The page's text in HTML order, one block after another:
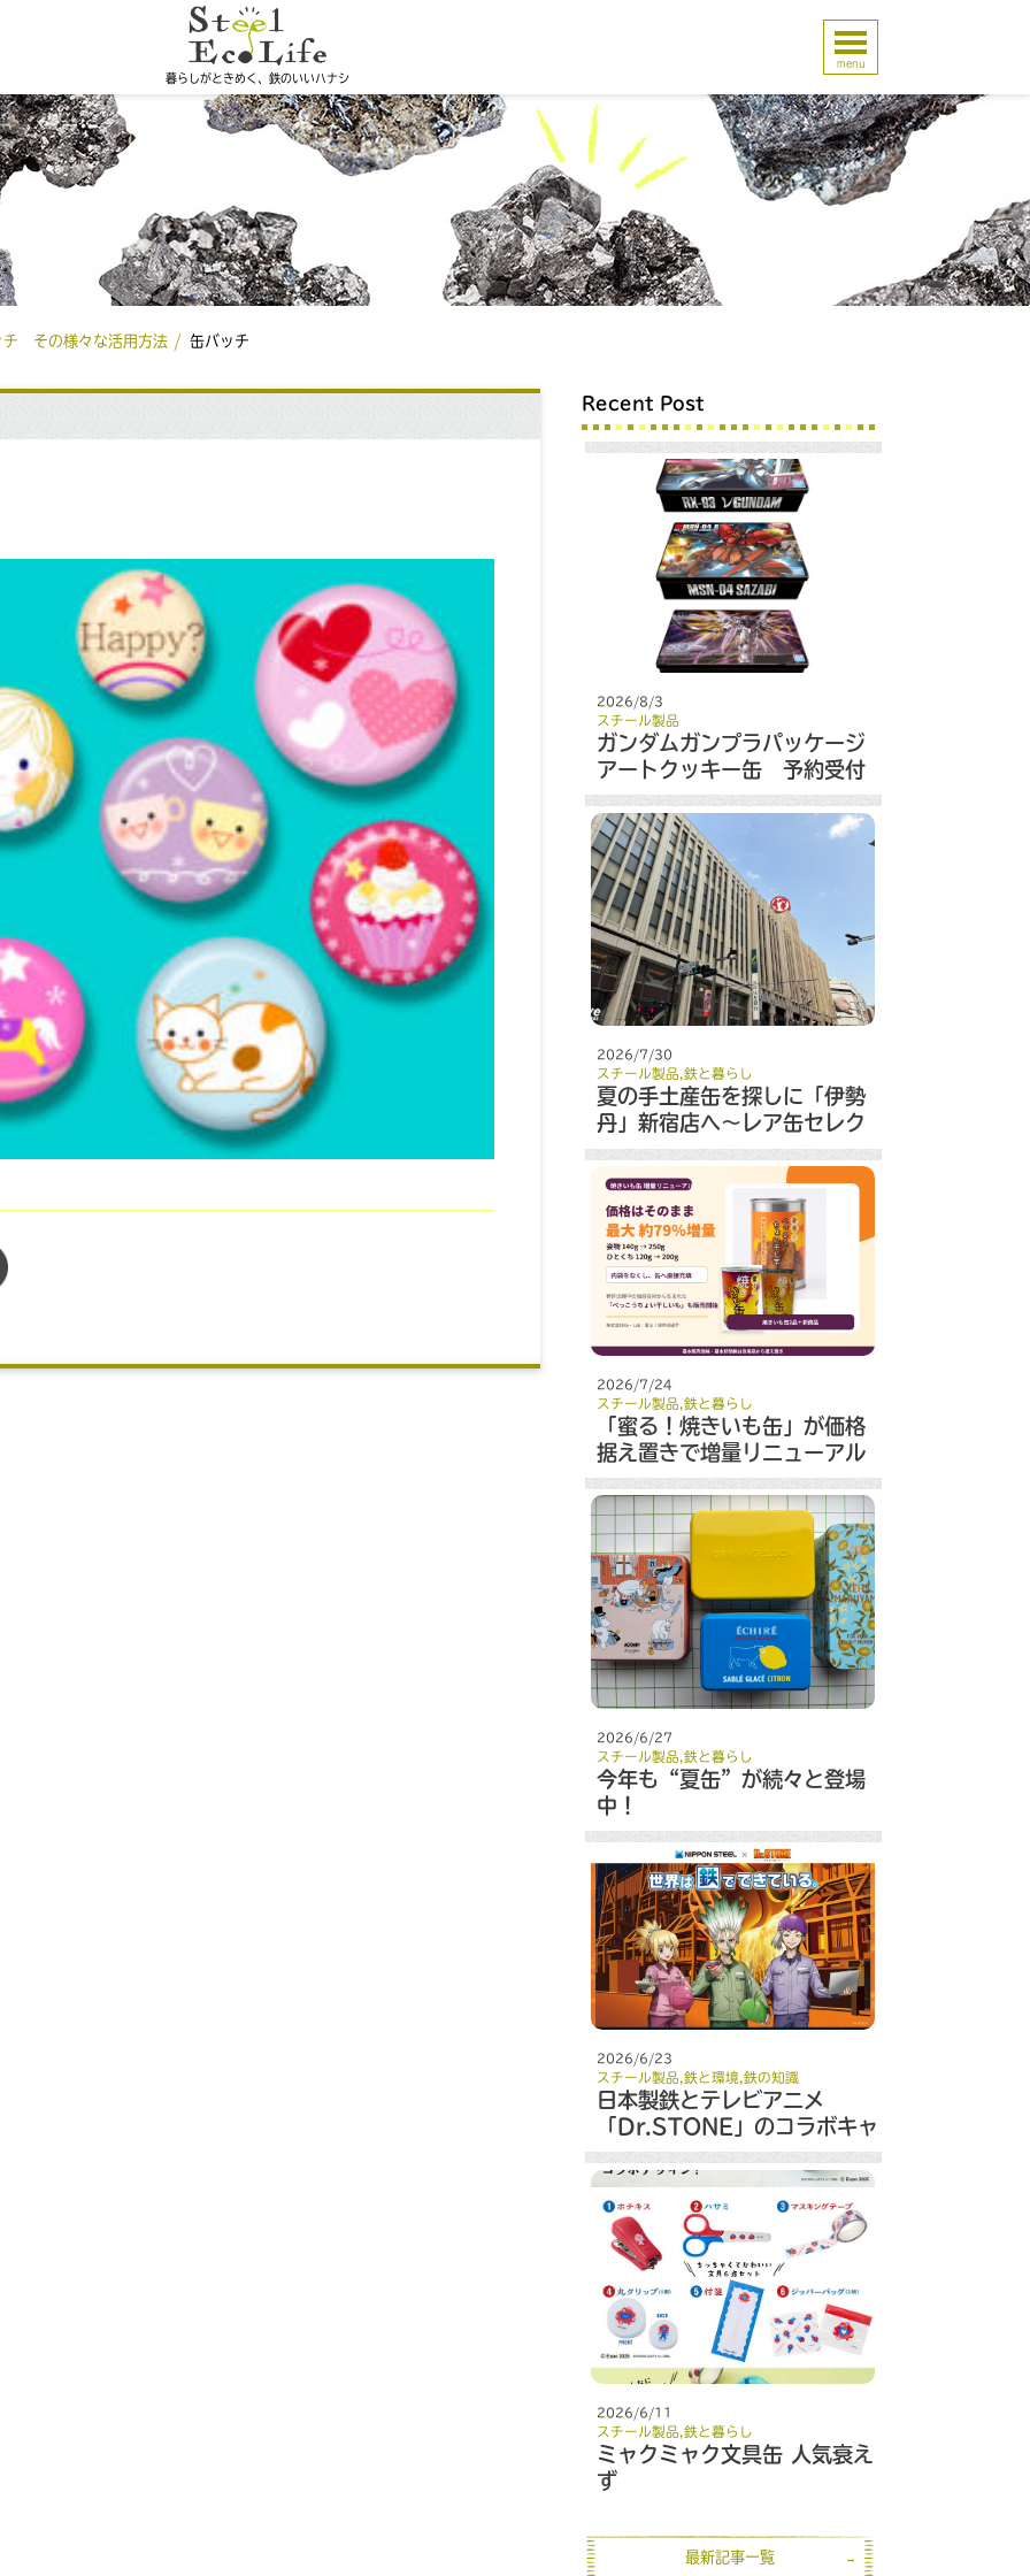
暮らしがときめく、鉄のいいハナシ
menu
チ その様々な活用方法 缶バッチ
Recent Post
2026/8/3
スチール製品
ガンダムガンプラパッケージ
アートクッキー缶 予約受付
開始
2026/7/30
スチール製品,鉄と暮らし
夏の手土産缶を探しに「伊勢
丹」新宿店へ～レア缶セレク
ト～
2026/7/24
スチール製品 鉄と暮らし
「蜜る！焼きいも缶」が価格
据え置きで増量リニューアル
2026/6/27
スチール製品 鉄と暮らし
今年も“夏缶”が続々と登場
中！
2026/6/23
スチール製品 鉄と環境, 鉄の知識
日本製鉄とテレビアニメ
「Dr.STONE」のコラボキャ
ンペーン
2026/6/11
スチール製品 鉄と暮らし
ミャクミャク文具缶 人気衰え
ず
最新記事一覧